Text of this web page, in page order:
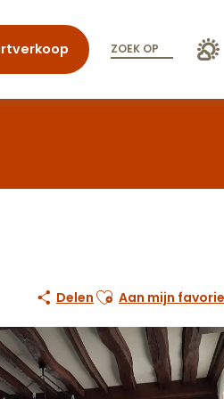
ZOEK OP
Delen Ajouter aux favoris
Aan mijn